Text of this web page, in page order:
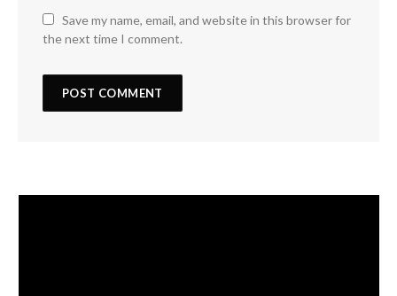
Save my name, email, and website in this browser for
the next time I comment.